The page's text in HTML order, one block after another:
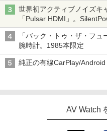
世界初アクティブノイズキ
「Pulsar HDMI」。
「バック・トゥ・ザ・フ
腕時計。1985本限定
純正の有線CarPlay/
AV Watch